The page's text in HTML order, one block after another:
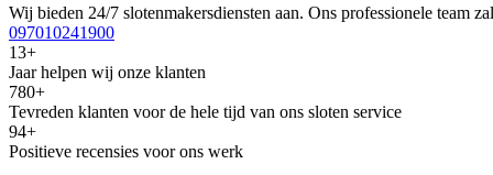
Wij bieden 24/7 slotenmakersdiensten aan. Ons professionele team
097010241900
13+
Jaar helpen wij onze klanten
780+
Tevreden klanten voor de hele tijd van ons sloten service
94+
Positieve recensies voor ons werk